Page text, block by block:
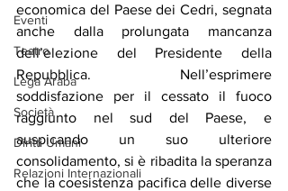
Eventi
Teatro
Lega Araba
Società
Diritti Umani
Relazioni Internazionali
economica del Paese dei Cedri, segnata
anche dalla prolungata mancanza
dell’elezione del Presidente della
Repubblica. Nell’esprimere
soddisfazione per il cessato il fuoco
raggiunto nel sud del Paese, e
auspicando un suo ulteriore
consolidamento, si è ribadita la speranza
che la coesistenza pacifica delle diverse